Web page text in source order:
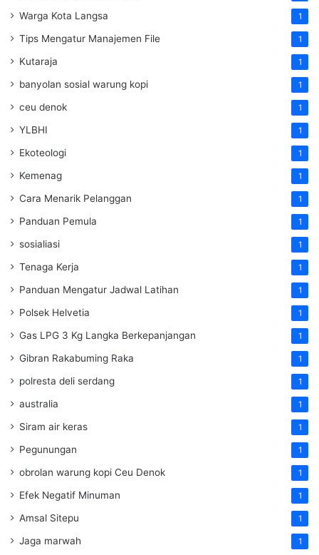
Warga Kota Langsa 1
Tips Mengatur Manajemen File 1
Kutaraja 1
banyolan sosial warung kopi 1
ceu denok 1
YLBHI 1
Ekoteologi 1
Kemenag 1
Cara Menarik Pelanggan 1
Panduan Pemula 1
sosialiasi 1
Tenaga Kerja 1
Panduan Mengatur Jadwal Latihan 1
Polsek Helvetia 1
Gas LPG 3 Kg Langka Berkepanjangan 1
Gibran Rakabuming Raka 1
polresta deli serdang 1
australia 1
Siram air keras 1
Pegunungan 1
obrolan warung kopi Ceu Denok 1
Efek Negatif Minuman 1
Amsal Sitepu 1
Jaga marwah 1